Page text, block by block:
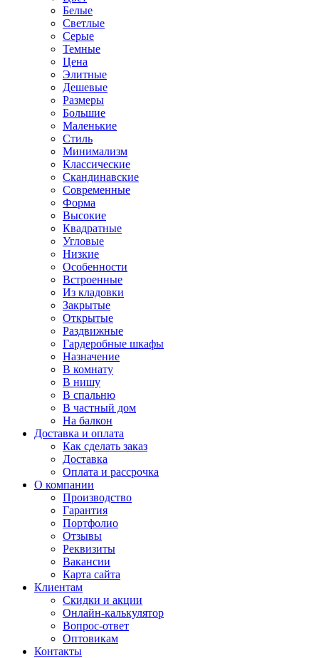
Белые
Светлые
Серые
Темные
Цена
Элитные
Дешевые
Размеры
Большие
Маленькие
Стиль
Минимализм
Классические
Скандинавские
Современные
Форма
Высокие
Квадратные
Угловые
Низкие
Особенности
Встроенные
Из кладовки
Закрытые
Открытые
Раздвижные
Гардеробные шкафы
Назначение
В комнату
В нишу
В спальню
В частный дом
На балкон
Доставка и оплата
Как сделать заказ
Доставка
Оплата и рассрочка
О компании
Производство
Гарантия
Портфолио
Отзывы
Реквизиты
Вакансии
Карта сайта
Клиентам
Скидки и акции
Онлайн-калькулятор
Вопрос-ответ
Оптовикам
Контакты